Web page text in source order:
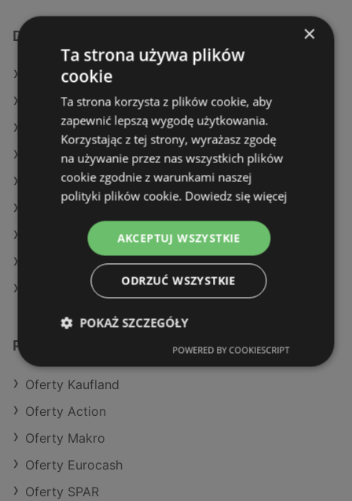
Dodatkowe łącza
Oferty Netto
Oferty Eurocash
Oferty Dealz
Aktualne gazetki Dino
Aktualne gazetki SPAR
Aktualne gazetki Auchan
Aktualne gazetki Eurocash
Aktualne gazetki Dealz
Sklepy Netto w Międzyzdroje
Podobne sklepy detaliczne
Oferty Kaufland
Oferty Action
Oferty Makro
Oferty Eurocash
Oferty SPAR
×
Ta strona używa plików
cookie
Ta strona korzysta z plików cookie, aby
zapewnić lepszą wygodę użytkowania.
Korzystając z tej strony, wyrażasz zgodę
na używanie przez nas wszystkich plików
cookie zgodnie z warunkami naszej
polityki plików cookie. Dowiedz się więcej
AKCEPTUJ WSZYSTKIE
ODRZUĆ WSZYSTKIE
POKAŻ SZCZEGÓŁY
POWERED BY COOKIESCRIPT